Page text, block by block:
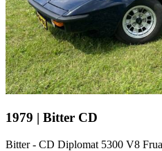
1979 | Bitter CD
Bitter - CD Diplomat 5300 V8